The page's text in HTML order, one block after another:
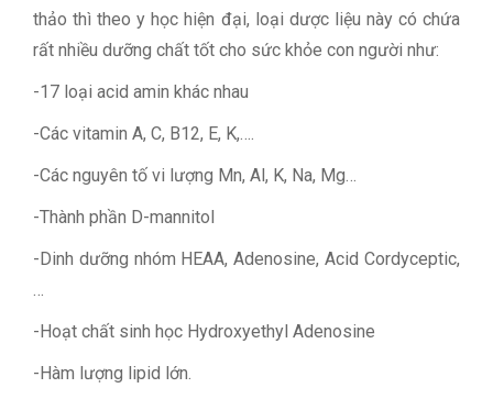
thảo thì theo y học hiện đại, loại dược liệu này có chứa
rất nhiều dưỡng chất tốt cho sức khỏe con người như:
-17 loại acid amin khác nhau
-Các vitamin A, C, B12, E, K,….
-Các nguyên tố vi lượng Mn, Al, K, Na, Mg…
-Thành phần D-mannitol
-Dinh dưỡng nhóm HEAA, Adenosine, Acid Cordyceptic,
-Hoạt chất sinh học Hydroxyethyl Adenosine
-Hàm lượng lipid lớn.